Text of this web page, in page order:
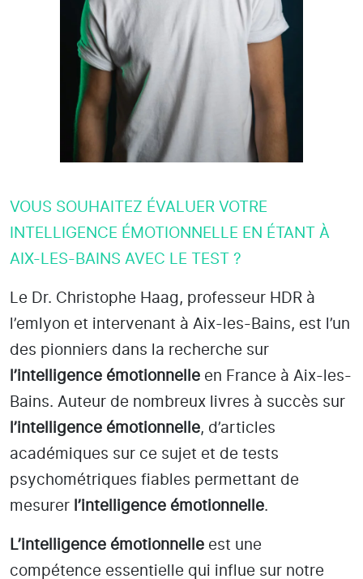
VOUS SOUHAITEZ ÉVALUER VOTRE
INTELLIGENCE ÉMOTIONNELLE EN ÉTANT À
AIX-LES-BAINS AVEC LE TEST ?
Le Dr. Christophe Haag, professeur HDR à
l’emlyon et intervenant à Aix-les-Bains, est l’un
des pionniers dans la recherche sur
l’intelligence émotionnelle en France à Aix-les-
Bains. Auteur de nombreux livres à succès sur
l’intelligence émotionnelle, d’articles
académiques sur ce sujet et de tests
psychométriques fiables permettant de
mesurer l’intelligence émotionnelle.
L’intelligence émotionnelle est une
compétence essentielle qui influe sur notre